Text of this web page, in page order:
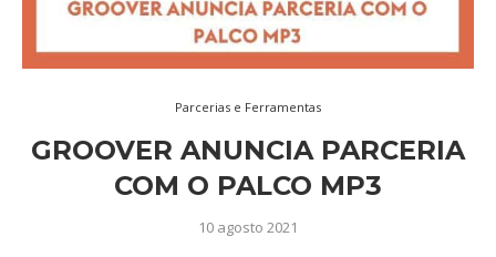
Parcerias e Ferramentas
GROOVER ANUNCIA PARCERIA
COM O PALCO MP3
10 agosto 2021